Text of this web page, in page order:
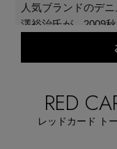
最旬！トレンドワ
【Tシャツ】デ
SALE
ご利用ガイド
人気ブランドのデ
澤裕治氏が、2009
ライトオンスで柔
で、加工感を引き
RED
レッドカード ト